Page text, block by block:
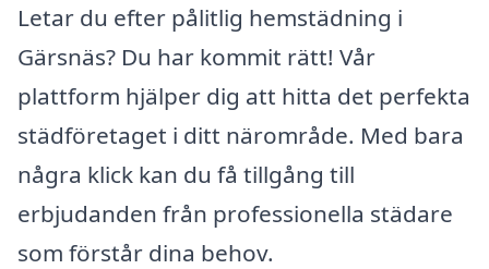
Letar du efter pålitlig hemstädning i
Gärsnäs? Du har kommit rätt! Vår
plattform hjälper dig att hitta det perfekta
städföretaget i ditt närområde. Med bara
några klick kan du få tillgång till
erbjudanden från professionella städare
som förstår dina behov.